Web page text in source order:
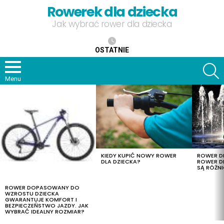
Rowerek dla dziecka
Jak wybrać rower dla dziecka
OSTATNIE
Menu
ROWER DOPASOWANY DO
WZROSTU DZIECKA
GWARANTUJE KOMFORT I
BEZPIECZEŃSTWO JAZDY. JAK
WYBRAĆ IDEALNY ROZMIAR?
KIEDY KUPIĆ NOWY ROWER
DLA DZIECKA?
ROWER
ROWER
SĄ